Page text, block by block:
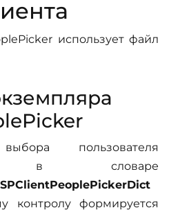
использует файл
пользователя
в словаре
контролу формируется